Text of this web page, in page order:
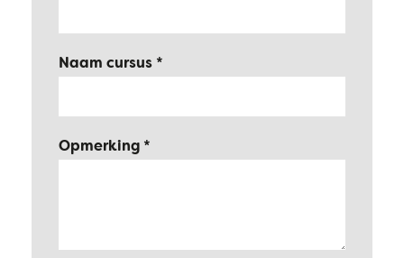
Naam cursus
Opmerking